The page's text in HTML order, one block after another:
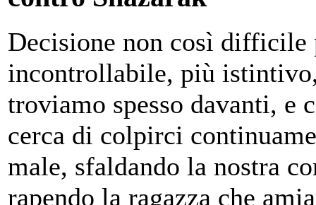
Decisione non così difficile
incontrollabile, più
troviamo spesso davanti, e
cerca di colpirci
male, sfaldando la nostra
rapendo la ragazza che